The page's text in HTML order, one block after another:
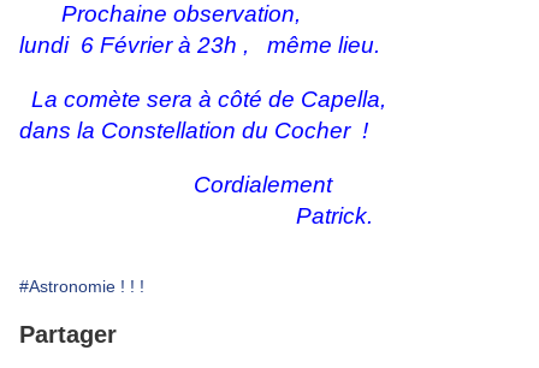
Prochaine observation,
lundi 6 Février à 23h , même lieu.
La comète sera à côté de Capella,
dans la Constellation du Cocher !
Cordialement
Patrick.
#Astronomie ! ! !
Partager